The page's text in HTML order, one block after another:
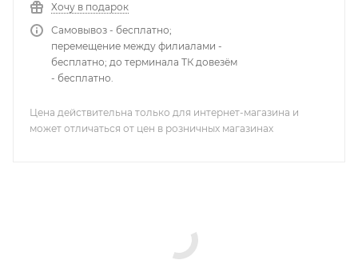
Хочу в подарок
Самовывоз - бесплатно;
перемещение между филиалами -
бесплатно; до терминала ТК довезём
- бесплатно.
Цена действительна только для интернет-магазина и
может отличаться от цен в розничных магазинах